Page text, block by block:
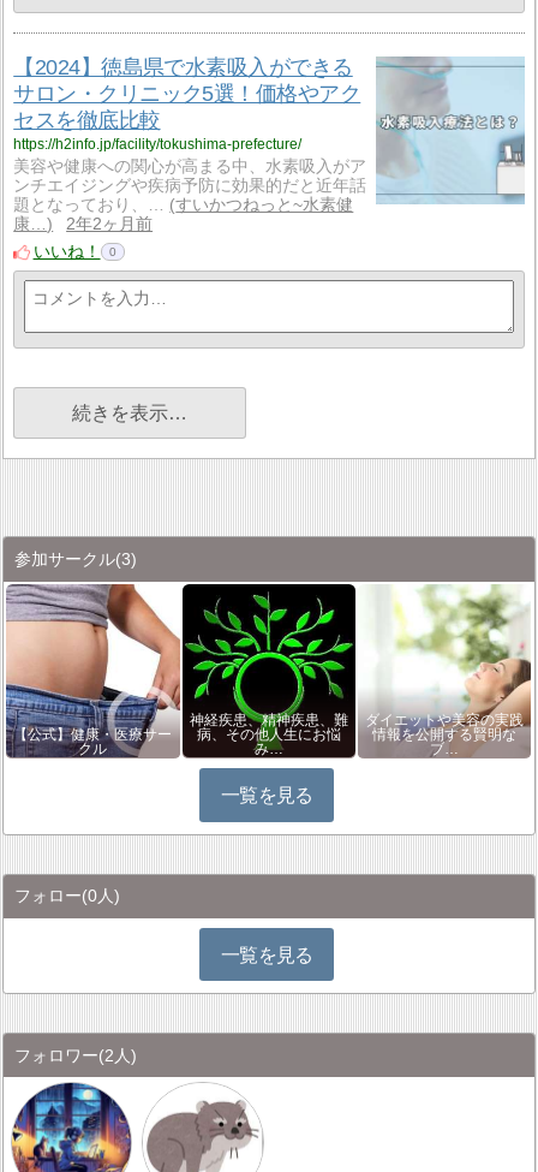
【2024】徳島県で水素吸入ができる
サロン・クリニック5選！価格やアク
セスを徹底比較
https://h2info.jp/facility/tokushima-prefecture/
美容や健康への関心が高まる中、水素吸入がア
ンチエイジングや疾病予防に効果的だと近年話
題となっており、…
すいかつねっと~水素健
康…
2年2ヶ月前
いいね！
0
続きを表示…
参加サークル(3)
【公式】健康・医療サー
クル
神経疾患、精神疾患、難
病、その他人生にお悩
み…
ダイエットや美容の実践
情報を公開する賢明な
ブ…
一覧を見る
フォロー(0人)
一覧を見る
フォロワー(2人)